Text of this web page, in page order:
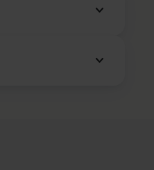
keyboard_arrow_down
keyboard_arrow_down